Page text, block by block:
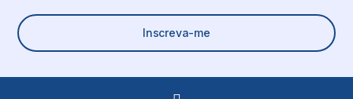
Inscreva-me